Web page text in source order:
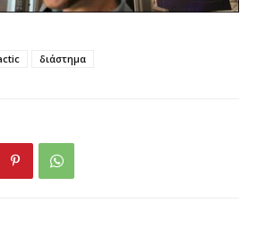
διάστημα